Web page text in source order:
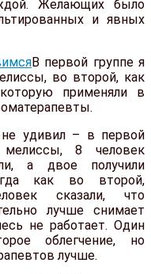
Желающих было
и явных
В первой группе я
во второй, как
применяли в
не удивил – в первой
8 человек
а двое получили
как во второй,
сказали, что
лучше снимает
не работает. Один
облегчение, но
лучше.